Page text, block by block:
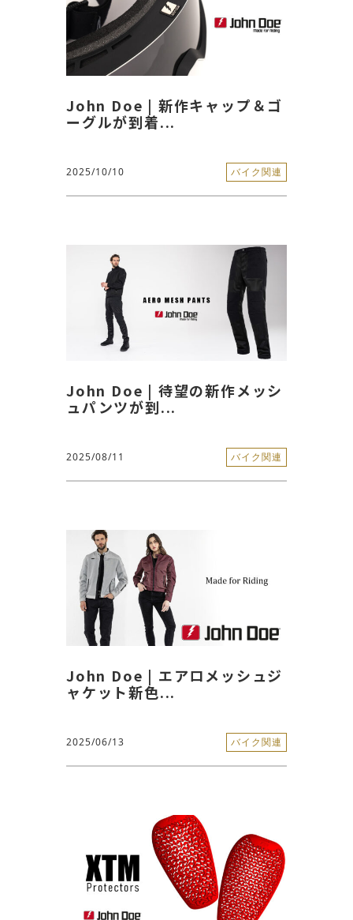
John Doe | 新作キャップ＆ゴ
ーグルが到着...
2025/10/10 バイク関連
John Doe | 待望の新作メッシ
ュパンツが到...
2025/08/11 バイク関連
John Doe | エアロメッシュジ
ャケット新色...
2025/06/13 バイク関連